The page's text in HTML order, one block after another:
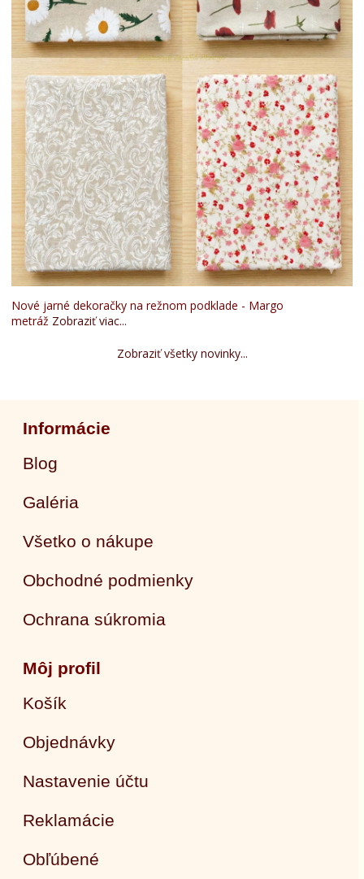
Nové jarné dekoračky na režnom podklade - Margo
metráž Zobraziť viac...
Zobraziť všetky novinky...
Informácie
Blog
Galéria
Všetko o nákupe
Obchodné podmienky
Ochrana súkromia
Môj profil
Košík
Objednávky
Nastavenie účtu
Reklamácie
Obľúbené